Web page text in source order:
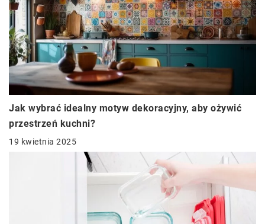
Jak wybrać idealny motyw dekoracyjny, aby ożywić
przestrzeń kuchni?
19 kwietnia 2025